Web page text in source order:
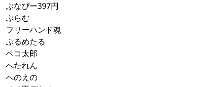
ぶなぴー397円
ぷらむ
フリーハンド魂
ぷるめたる
ベコ太郎
へたれん
へのえの